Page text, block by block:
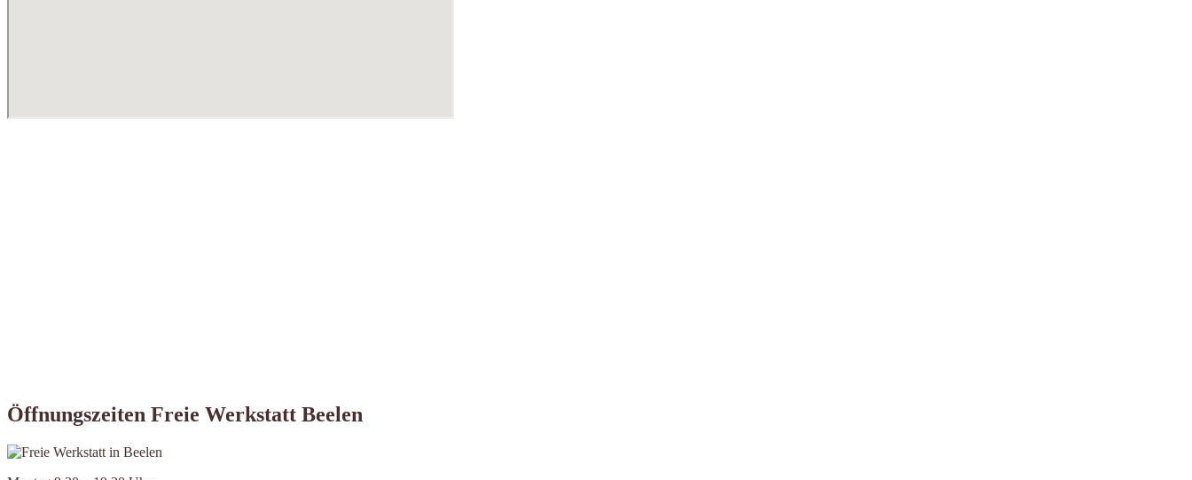
Öffnungszeiten Freie Werkstatt Beelen